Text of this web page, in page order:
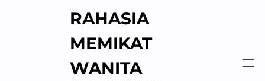
RAHASIA
MEMIKAT
WANITA